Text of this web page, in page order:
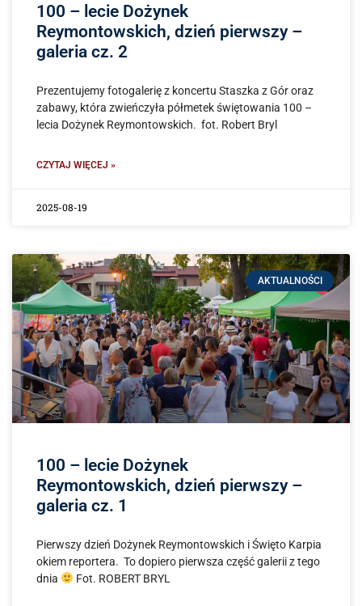
100 – lecie Dożynek
Reymontowskich, dzień pierwszy –
galeria cz. 2
Prezentujemy fotogalerię z koncertu Staszka z Gór oraz
zabawy, która zwieńczyła półmetek świętowania 100 –
lecia Dożynek Reymontowskich. fot. Robert Bryl
CZYTAJ WIĘCEJ »
2025-08-19
AKTUALNOŚCI
100 – lecie Dożynek
Reymontowskich, dzień pierwszy –
galeria cz. 1
Pierwszy dzień Dożynek Reymontowskich i Święto Karpia
okiem reportera. To dopiero pierwsza część galerii z tego
dnia
Fot. ROBERT BRYL